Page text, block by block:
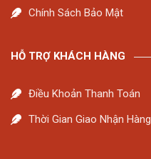
Chính Sách Bảo Mật
HỖ TRỢ KHÁCH HÀNG
Điều Khoản Thanh Toán
Thời Gian Giao Nhận Hàng